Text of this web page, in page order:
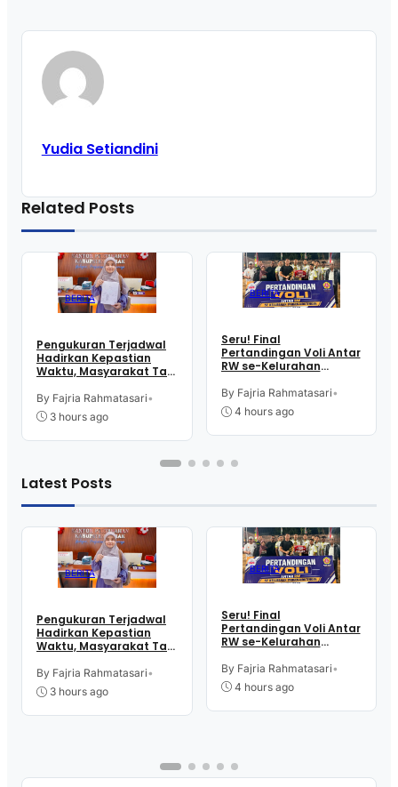
Yudia Setiandini
Related Posts
BERITA
Pengukuran Terjadwal
Hadirkan Kepastian
Waktu, Masyarakat Tak
Layanan Pertanahan
By Fajria Rahmatasari•
3 hours ago
BERITA
Seru! Final
Pertandingan Voli Antar
RW se-Kelurahan
Sambut HUT RI
By Fajria Rahmatasari•
4 hours ago
Latest Posts
BERITA
Pengukuran Terjadwal
Hadirkan Kepastian
Waktu, Masyarakat Tak
Layanan Pertanahan
By Fajria Rahmatasari•
3 hours ago
BERITA
Seru! Final
Pertandingan Voli Antar
RW se-Kelurahan
Sambut HUT RI
By Fajria Rahmatasari•
4 hours ago